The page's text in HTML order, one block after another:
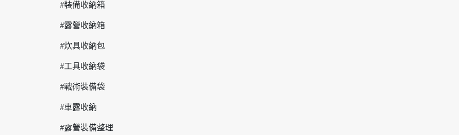
#裝備收納箱
#露營收納箱
#炊具收納包
#工具收納袋
#戰術裝備袋
#車露收納
#露營裝備整理